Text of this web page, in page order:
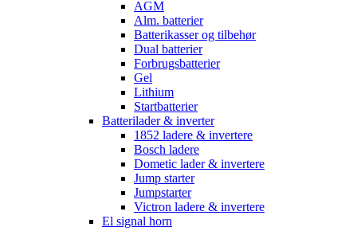
AGM
Alm. batterier
Batterikasser og tilbehør
Dual batterier
Forbrugsbatterier
Gel
Lithium
Startbatterier
Batterilader & inverter
1852 ladere & invertere
Bosch ladere
Dometic lader & invertere
Jump starter
Jumpstarter
Victron ladere & invertere
El signal horn